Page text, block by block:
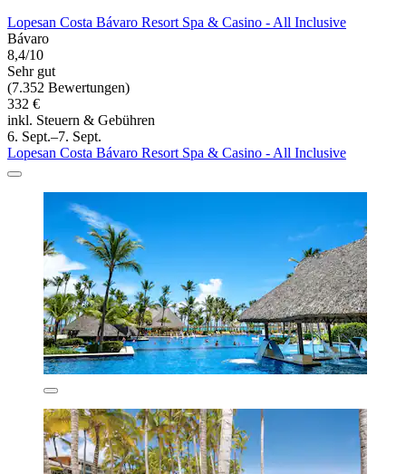
Lopesan Costa Bávaro Resort Spa & Casino - All Inclusive
Bávaro
8,4/10
Sehr gut
(7.352 Bewertungen)
332 €
inkl. Steuern & Gebühren
6. Sept.–7. Sept.
Lopesan Costa Bávaro Resort Spa & Casino - All Inclusive